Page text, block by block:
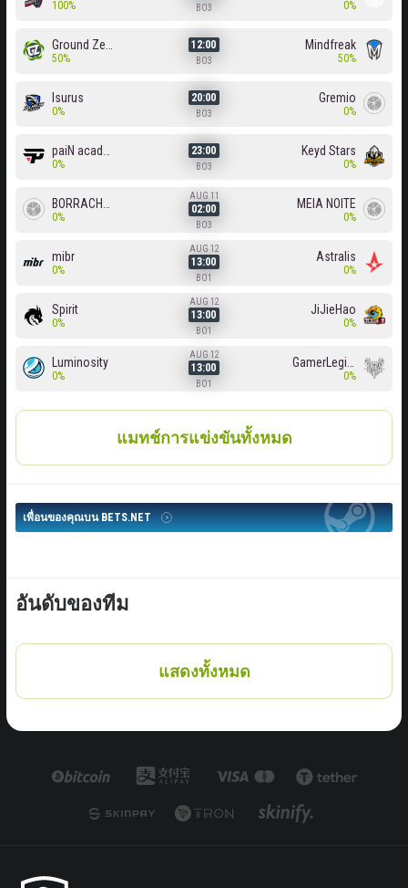
100% BO3 0%
50%
12:00
BO3
Mindfreak
50%
Isurus
0%
20:00
BO3
Gremio
0%
0%
23:00
BO3
Keyd Stars
0%
0%
AUG 11
02:00
BO3
MEIA NOITE
0%
mibr
0%
AUG 12
13:00
BO1
Astralis
0%
Spirit
0%
AUG 12
13:00
BO1
JiJieHao
0%
Luminosity
0%
AUG 12
13:00
BO1
0%
แมทช์การแข่งขันทั้งหมด
เพื่อนของคุณบน BETS.NET
อันดับของทีม
แสดงทั้งหมด